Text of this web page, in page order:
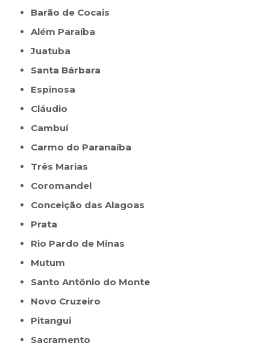
Barão de Cocais
Além Paraíba
Juatuba
Santa Bárbara
Espinosa
Cláudio
Cambuí
Carmo do Paranaíba
Três Marias
Coromandel
Conceição das Alagoas
Prata
Rio Pardo de Minas
Mutum
Santo Antônio do Monte
Novo Cruzeiro
Pitangui
Sacramento